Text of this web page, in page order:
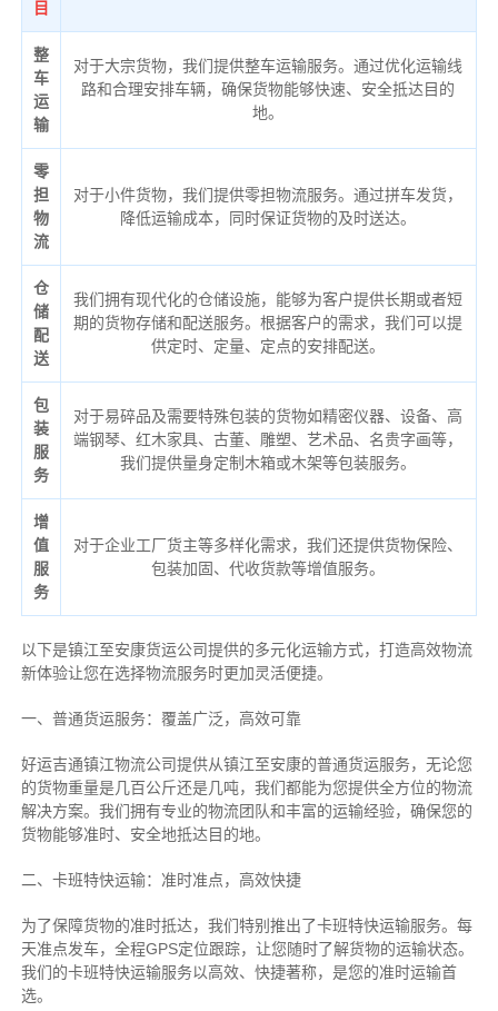
目
整
车
运
输
对于大宗货物，我们提供整车运输服务。通过优化运输线
路和合理安排车辆，确保货物能够快速、安全抵达目的
地。
零
担
物
流
对于小件货物，我们提供零担物流服务。通过拼车发货，
降低运输成本，同时保证货物的及时送达。
仓
储
配
送
我们拥有现代化的仓储设施，能够为客户提供长期或者短
期的货物存储和配送服务。根据客户的需求，我们可以提
供定时、定量、定点的安排配送。
包
装
服
务
对于易碎品及需要特殊包装的货物如精密仪器、设备、高
端钢琴、红木家具、古董、雕塑、艺术品、名贵字画等，
我们提供量身定制木箱或木架等包装服务。
增
值
服
务
对于企业工厂货主等多样化需求，我们还提供货物保险、
包装加固、代收货款等增值服务。
以下是镇江至安康货运公司提供的多元化运输方式，打造高效物流
新体验让您在选择物流服务时更加灵活便捷。
一、普通货运服务：覆盖广泛，高效可靠
好运吉通镇江物流公司提供从镇江至安康的普通货运服务，无论您
的货物重量是几百公斤还是几吨，我们都能为您提供全方位的物流
解决方案。我们拥有专业的物流团队和丰富的运输经验，确保您的
货物能够准时、安全地抵达目的地。
二、卡班特快运输：准时准点，高效快捷
为了保障货物的准时抵达，我们特别推出了卡班特快运输服务。每
天准点发车，全程GPS定位跟踪，让您随时了解货物的运输状态。
我们的卡班特快运输服务以高效、快捷著称，是您的准时运输首
选。